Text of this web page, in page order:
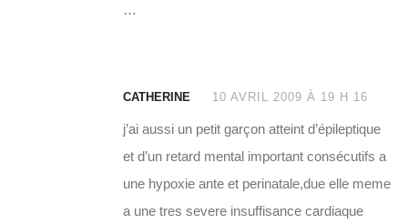
…
CATHERINE 10 AVRIL 2009 À 19 H 16
j’ai aussi un petit garçon atteint d’épileptique
et d’un retard mental important consécutifs a
une hypoxie ante et perinatale,due elle meme
a une tres severe insuffisance cardiaque